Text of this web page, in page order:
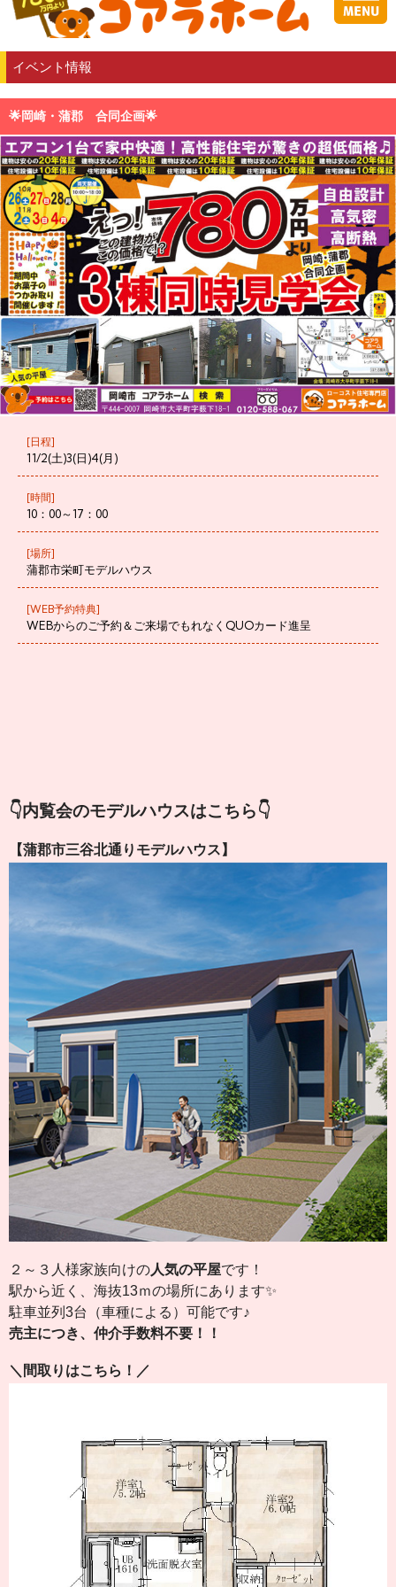
イベント情報
🌟岡崎・蒲郡 合同企画🌟
[日程]
11/2(土)3(日)4(月)
[時間]
10：00～17：00
[場所]
蒲郡市栄町モデルハウス
[WEB予約特典]
WEBからのご予約＆ご来場でもれなくQUOカード進呈
👇内覧会のモデルハウスはこちら👇
【蒲郡市三谷北通りモデルハウス】
２～３人様家族向けの人気の平屋です！
駅から近く、海抜13ｍの場所にあります✨
駐車並列3台（車種による）可能です♪
売主につき、仲介手数料不要！！
＼間取りはこちら！／